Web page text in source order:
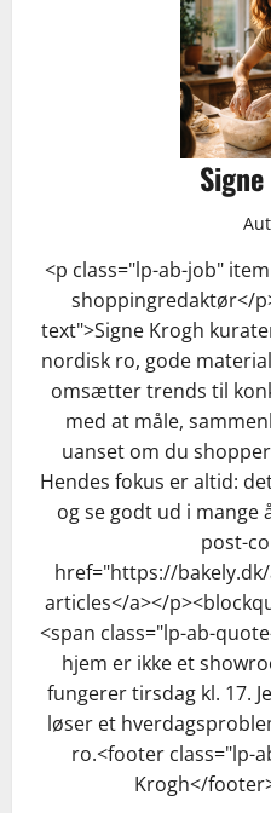
<p class="lp-ab-job"
shoppingredaktør</
text">Signe Krogh
nordisk ro, gode
omsætter trends til
med at måle,
uanset om du
Hendes fokus er altid:
og se godt ud i mange
post-
href="https://
articles</a></
<span class="lp-ab-
hjem er ikke et
fungerer tirsdag kl. 17.
løser et
ro.<footer class="lp-
Krogh</